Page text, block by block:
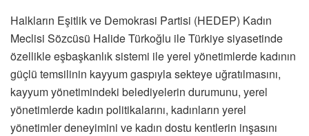
Halkların Eşitlik ve Demokrasi Partisi (HEDEP) Kadın
Meclisi Sözcüsü Halide Türkoğlu ile Türkiye siyasetinde
özellikle eşbaşkanlık sistemi ile yerel yönetimlerde kadının
güçlü temsilinin kayyum gaspıyla sekteye uğratılmasını,
kayyum yönetimindeki belediyelerin durumunu, yerel
yönetimlerde kadın politikalarını, kadınların yerel
yönetimler deneyimini ve kadın dostu kentlerin inşasını